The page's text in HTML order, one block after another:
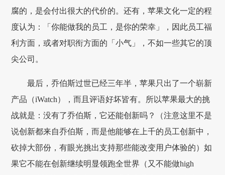
腐的，是会付出很大的代价的。还有，苹果文化一定的程
度认为：「你能做我的员工，是你的荣幸」，因此员工福
利方面，或者对职衔方面的「小气」，不如一些其它的顶
尖公司。
最后，乔伯斯过世已经三年半，苹果只出了一个崭新
产品（iWatch），而且评语好坏皆有。所以苹果最大的挑
战就是：没有了乔伯斯，它还能创新吗？（注意这里不是
说创新都来自乔伯斯，而是他能够在上千的员工创新中，
砍掉大部份，有眼光挑出支持那些能改变用户体验的）如
果它不能在创新继续明显领跑全世界（又不能做high